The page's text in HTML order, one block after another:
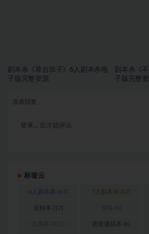
剧本杀《草台班子》6人剧本杀电
子版完整资源
剧本杀《
子版完整
登录... 后才能评论
标签云
6人剧本杀 (67) 7人剧本杀 (17)
反转本 (17)
密室逃脱本 (6)